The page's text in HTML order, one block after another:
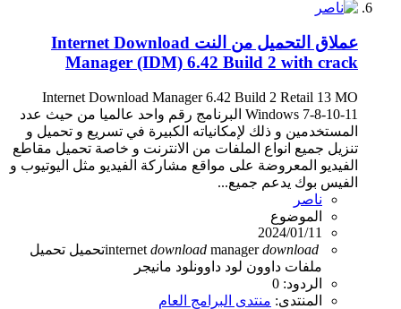
عملاق التحميل من النت Internet Download
Manager (IDM) 6.42 Build 2 with crack
Internet Download Manager 6.42 Build 2 Retail 13 MO
Windows 7-8-10-11 البرنامج رقم واحد عالميا من حيث عدد
المستخدمين و ذلك لإمكانياته الكبيرة في تسريع و تحميل و
تنزيل جميع انواع الملفات من الانترنت و خاصة تحميل مقاطع
الفيديو المعروضة على مواقع مشاركة الفيديو مثل اليوتيوب و
الفيس بوك يدعم جميع...
ناصر
الموضوع
2024/01/11
download
internet download manager تحميل تحميل
ملفات داوون لود داوونلود مانيجر
الردود: 0
المنتدى: منتدى البرامج العام